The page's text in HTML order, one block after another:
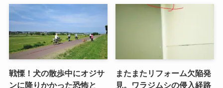
戦慄！犬の散歩中にオジサ
ンに降りかかった恐怖と
またまたリフォーム欠陥発
見。ワラジムシの侵入経路